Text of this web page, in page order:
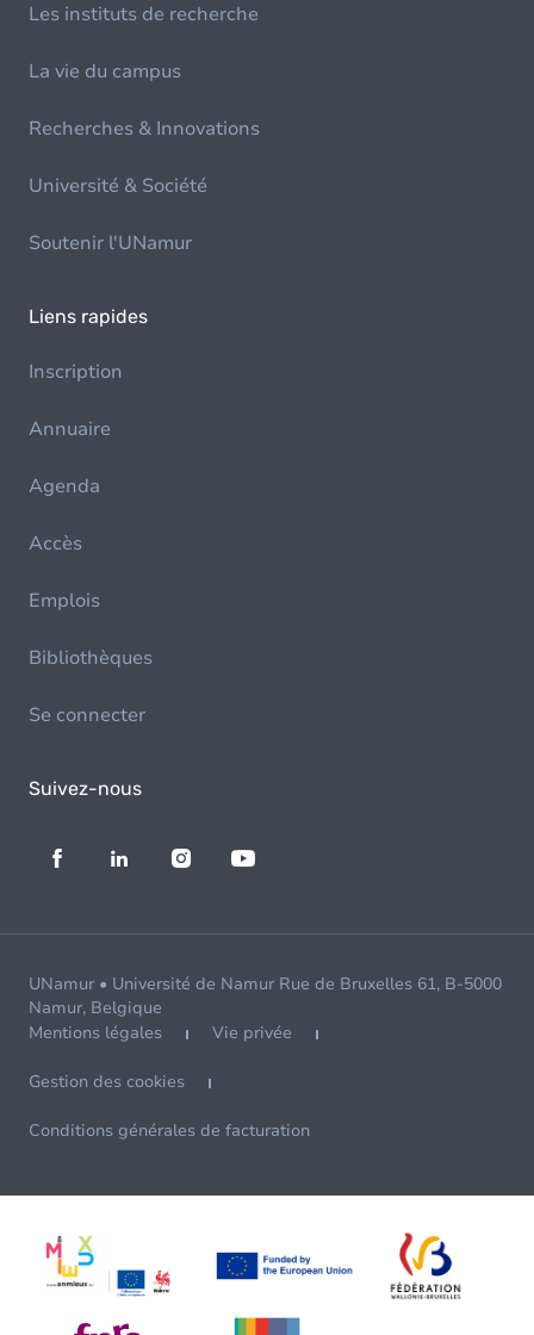
Les instituts de recherche
La vie du campus
Recherches & Innovations
Université & Société
Soutenir l'UNamur
Liens rapides
Inscription
Annuaire
Agenda
Accès
Emplois
Bibliothèques
Se connecter
Suivez-nous
UNamur • Université de Namur Rue de Bruxelles 61, B-5000
Namur, Belgique
Mentions légales
Vie privée
Gestion des cookies
Conditions générales de facturation